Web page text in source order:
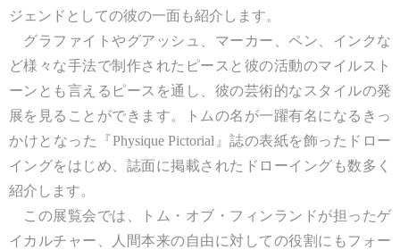
ジェンドとしての彼の一面も紹介します。 ​
グラファイトやグアッシュ、マーカー、ペン、インクな
ど様々な手法で制作されたピースと彼の活動のマイルスト
ーンとも言えるピースを通し、彼の芸術的なスタイルの発
展を見ることができます。トムの名が一躍有名になるきっ
かけとなった『Physique Pictorial』誌の表紙を飾ったドロー
イングをはじめ、誌面に掲載されたドローイングも数多く
紹介します。​
この展覧会では、トム・オブ・フィンランドが担ったゲ
イカルチャー、人間本来の自由に対しての役割にもフォー